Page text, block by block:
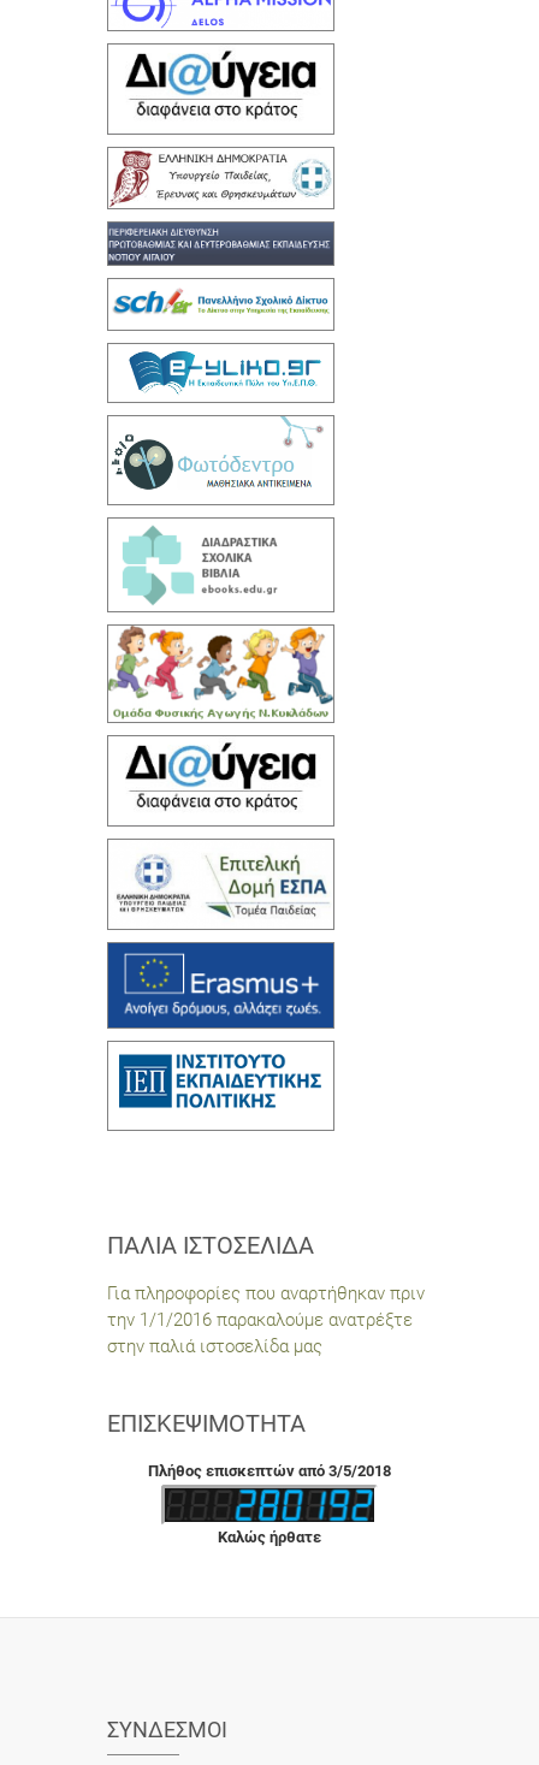
ΠΑΛΙΆ ΙΣΤΟΣΕΛΊΔΑ
Για πληροφορίες που αναρτήθηκαν πριν
την 1/1/2016 παρακαλούμε ανατρέξτε
στην παλιά ιστοσελίδα μας
ΕΠΙΣΚΕΨΙΜΌΤΗΤΑ
Πλήθος επισκεπτών από 3/5/2018
Καλώς ήρθατε
ΣΎΝΔΕΣΜΟΙ